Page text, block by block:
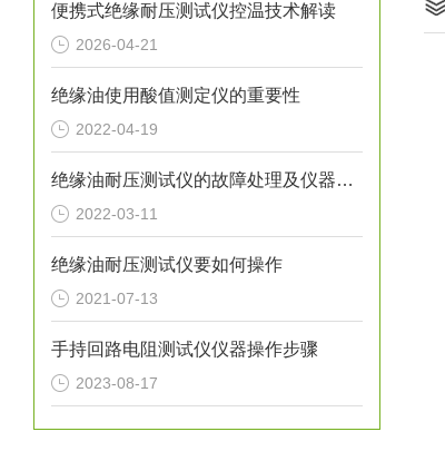
便携式绝缘耐压测试仪控温技术解读
2026-04-21
绝缘油使用酸值测定仪的重要性
2022-04-19
绝缘油耐压测试仪的故障处理及仪器保养
2022-03-11
绝缘油耐压测试仪要如何操作
2021-07-13
手持回路电阻测试仪仪器操作步骤
2023-08-17